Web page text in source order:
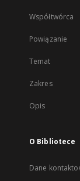
Współtwórca
Powiązanie
Temat
Zakres
Opis
O Bibliotece
Dane